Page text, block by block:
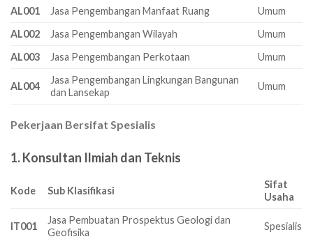
AL001
Jasa Pengembangan Manfaat Ruang
Umum
AL002
Jasa Pengembangan Wilayah
Umum
AL003
Jasa Pengembangan Perkotaan Umum
AL004
Jasa Pengembangan Lingkungan Bangunan
dan Lansekap
Umum
Pekerjaan Bersifat Spesialis
1. Konsultan Ilmiah dan Teknis
Kode Sub Klasifikasi
Sifat
Usaha
IT001
Jasa Pembuatan Prospektus Geologi dan
Geofisika
Spesialis